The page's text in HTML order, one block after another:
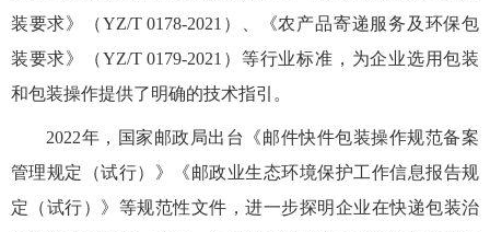
装要求》（YZ/T 0178-2021）、《农产品寄递服务及环保包
装要求》（YZ/T 0179-2021）等行业标准，为企业选用包装
和包装操作提供了明确的技术指引。
2022年，国家邮政局出台《邮件快件包装操作规范备案
管理规定（试行）》《邮政业生态环境保护工作信息报告规
定（试行）》等规范性文件，进一步探明企业在快递包装治